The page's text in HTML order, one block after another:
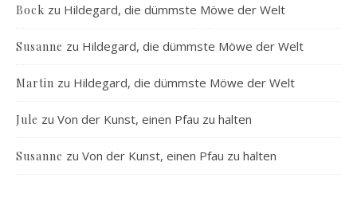
Bock zu Hildegard, die dümmste Möwe der Welt
Susanne zu Hildegard, die dümmste Möwe der Welt
Martin zu Hildegard, die dümmste Möwe der Welt
Jule zu Von der Kunst, einen Pfau zu halten
Susanne zu Von der Kunst, einen Pfau zu halten